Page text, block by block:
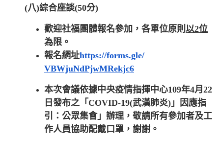
(八)綜合座談(50分)
歡迎社福團體報名參加，各單位原則 以2位
為限。
報名網址https://forms.gle/
VBWjuNdPjwMRekjc6
本次會議依據中央疫情指揮中心109年4月22
日發布之「COVID-19(武漢肺炎)」因應指
引：公眾集會」辦理，敬請所有參加者及工
作人員協助配戴口罩，謝謝。